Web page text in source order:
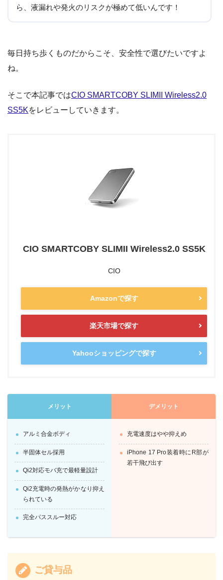
ら、液漏れや発火のリスクが極めて低いんです！
毎日持ち歩くものだからこそ、安全性で選びたいですよ
ね。
そこで本記事ではCIO SMARTCOBY SLIMII Wireless2.0
SS5Kをレビューしていきます。
CIO SMARTCOBY SLIMII Wireless2.0 SS5K
CIO
Amazonで探す
楽天市場で探す
Yahooショッピングで探す
メリット
アルミ合金ボディ
半固体セル採用
Qi2対応モバ充で最軽量設計
Qi2充電時の発熱がかなり抑え
られている
完全パススルー対応
デメリット
充電速度はやや抑えめ
iPhone 17 Pro装着時にR部が
若干飛び出す
ご貸与品